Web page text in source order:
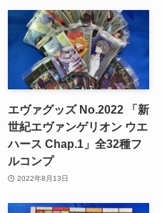
エヴァグッズ No.2022 「新
世紀エヴァンゲリオン ウエ
ハース Chap.1」全32種フ
ルコンプ
2022年8月13日